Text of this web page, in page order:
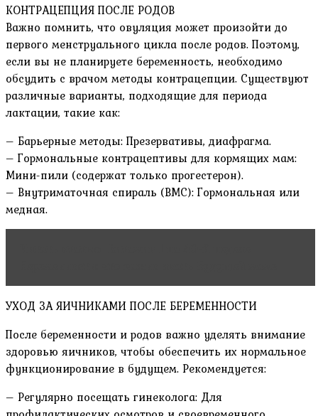
КОНТРАЦЕПЦИЯ ПОСЛЕ РОДОВ
Важно помнить, что овуляция может произойти до
первого менструального цикла после родов. Поэтому,
если вы не планируете беременность, необходимо
обсудить с врачом методы контрацепции. Существуют
различные варианты, подходящие для периода
лактации, такие как:
– Барьерные методы: Презервативы, диафрагма.
– Гормональные контрацептивы для кормящих мам:
Мини-пили (содержат только прогестерон).
– Внутриматочная спираль (ВМС): Гормональная или
медная.
УХОД ЗА ЯИЧНИКАМИ ПОСЛЕ БЕРЕМЕННОСТИ
После беременности и родов важно уделять внимание
здоровью яичников, чтобы обеспечить их нормальное
функционирование в будущем. Рекомендуется:
– Регулярно посещать гинеколога: Для